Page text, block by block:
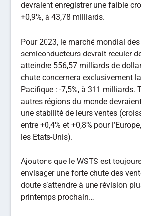
devraient enregistrer une faible
+0,9%, à 43,78 milliards.
Pour 2023, le marché mondial des
semiconducteurs devrait reculer
atteindre 556,57 milliards de
chute concernera exclusivement
Pacifique : -7,5%, à 311 milliards.
autres régions du monde
une stabilité de leurs ventes
entre +0,4% et +0,8% pour
les Etats-Unis).
Ajoutons que le WSTS est
envisager une forte chute des
doute s’attendre à une révision
printemps prochain…